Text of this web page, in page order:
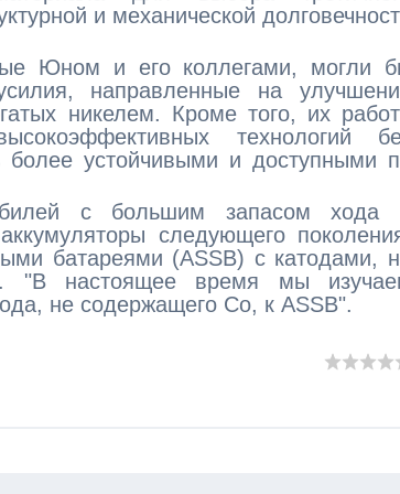
и механической
Юном и его коллегами, могли
направленные на
никелем. Кроме того, их
технологий
устойчивыми и доступными
с большим запасом хода
следующего
батареями (ASSB) с катодами,
настоящее время мы
не содержащего Co, к ASSB".